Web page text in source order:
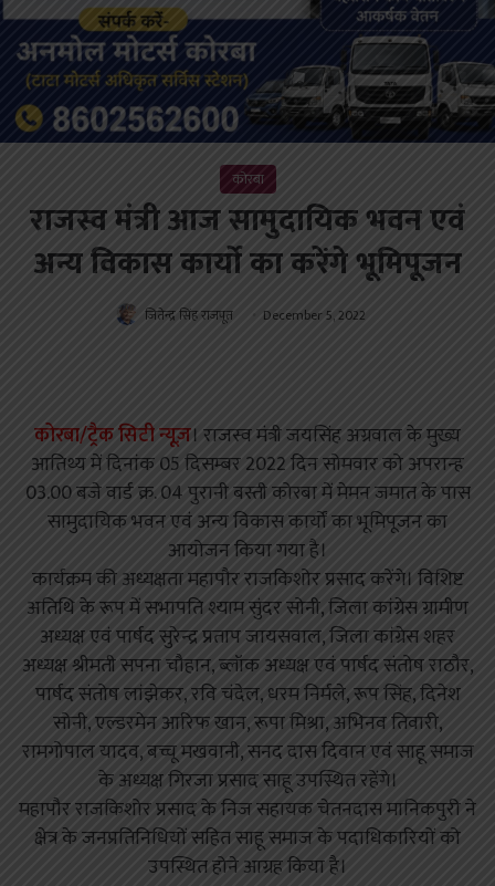
कोरबा
राजस्व मंत्री आज सामुदायिक भवन एवं
अन्य विकास कार्यो का करेंगे भूमिपूजन
जितेन्द्र सिंह राजपूत December 5, 2022
कोरबा/ट्रैक सिटी न्यूज़। राजस्व मंत्री जयसिंह अग्रवाल के मुख्य
आतिथ्य में दिनांक 05 दिसम्बर 2022 दिन सोमवार को अपरान्ह
03.00 बजे वार्ड क्र. 04 पुरानी बस्ती कोरबा में मेमन जमात के पास
सामुदायिक भवन एवं अन्य विकास कार्यों का भूमिपूजन का
आयोजन किया गया है।
कार्यक्रम की अध्यक्षता महापौर राजकिशोर प्रसाद करेंगे। विशिष्ट
अतिथि के रूप में सभापति श्याम सुंदर सोनी, जिला कांग्रेस ग्रामीण
अध्यक्ष एवं पार्षद सुरेन्द्र प्रताप जायसवाल, जिला कांग्रेस शहर
अध्यक्ष श्रीमती सपना चौहान, ब्लॉक अध्यक्ष एवं पार्षद संतोष राठौर,
पार्षद संतोष लांझेकर, रवि चंदेल, धरम निर्मले, रूप सिंह, दिनेश
सोनी, एल्डरमेन आरिफ खान, रूपा मिश्रा, अभिनव तिवारी,
रामगोपाल यादव, बच्चू मखवानी, सनद दास दिवान एवं साहू समाज
के अध्यक्ष गिरजा प्रसाद साहू उपस्थित रहेंगे।
महापौर राजकिशोर प्रसाद के निज सहायक चेतनदास मानिकपुरी ने
क्षेत्र के जनप्रतिनिधियों सहित साहू समाज के पदाधिकारियों को
उपस्थित होने आग्रह किया है।